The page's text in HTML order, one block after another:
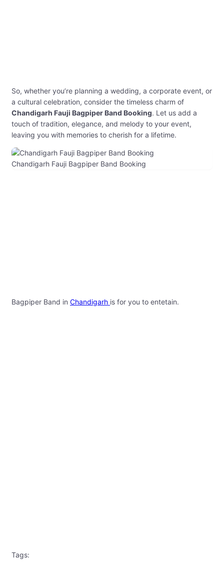
So, whether you’re planning a wedding, a corporate event, or
a cultural celebration, consider the timeless charm of
Chandigarh Fauji Bagpiper Band Booking. Let us add a
touch of tradition, elegance, and melody to your event,
leaving you with memories to cherish for a lifetime.
Chandigarh Fauji Bagpiper Band Booking
Bagpiper Band in Chandigarh is for you to entetain.
Tags: